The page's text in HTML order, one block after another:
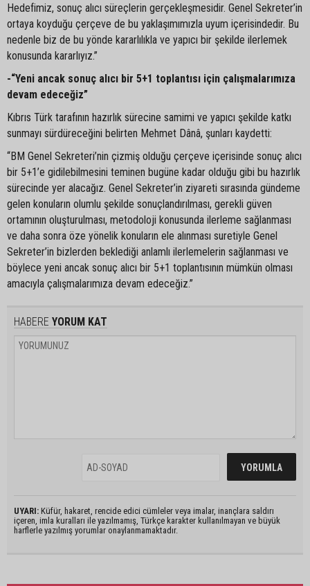
Hedefimiz, sonuç alıcı süreçlerin gerçekleşmesidir. Genel Sekreter’in
ortaya koyduğu çerçeve de bu yaklaşımımızla uyum içerisindedir. Bu
nedenle biz de bu yönde kararlılıkla ve yapıcı bir şekilde ilerlemek
konusunda kararlıyız.”
-“Yeni ancak sonuç alıcı bir 5+1 toplantısı için çalışmalarımıza
devam edeceğiz”
Kıbrıs Türk tarafının hazırlık sürecine samimi ve yapıcı şekilde katkı
sunmayı sürdüreceğini belirten Mehmet Dânâ, şunları kaydetti:
“BM Genel Sekreteri’nin çizmiş olduğu çerçeve içerisinde sonuç alıcı
bir 5+1’e gidilebilmesini teminen bugüne kadar olduğu gibi bu hazırlık
sürecinde yer alacağız. Genel Sekreter’in ziyareti sırasında gündeme
gelen konuların olumlu şekilde sonuçlandırılması, gerekli güven
ortamının oluşturulması, metodoloji konusunda ilerleme sağlanması
ve daha sonra öze yönelik konuların ele alınması suretiyle Genel
Sekreter’in bizlerden beklediği anlamlı ilerlemelerin sağlanması ve
böylece yeni ancak sonuç alıcı bir 5+1 toplantısının mümkün olması
amacıyla çalışmalarımıza devam edeceğiz.”
HABERE YORUM KAT
UYARI: Küfür, hakaret, rencide edici cümleler veya imalar, inançlara saldırı
içeren, imla kuralları ile yazılmamış, Türkçe karakter kullanılmayan ve büyük
harflerle yazılmış yorumlar onaylanmamaktadır.